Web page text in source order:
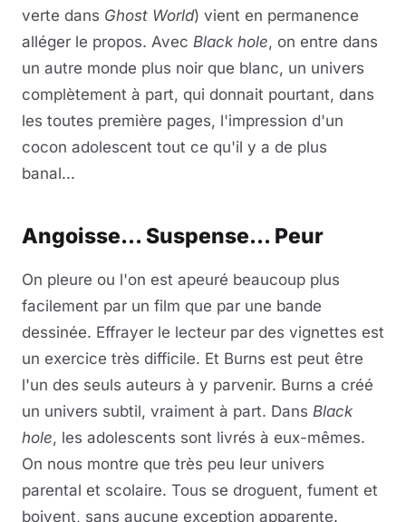
verte dans Ghost World) vient en permanence
alléger le propos. Avec Black hole, on entre dans
un autre monde plus noir que blanc, un univers
complètement à part, qui donnait pourtant, dans
les toutes première pages, l'impression d'un
cocon adolescent tout ce qu'il y a de plus
banal...
Angoisse... Suspense... Peur
On pleure ou l'on est apeuré beaucoup plus
facilement par un film que par une bande
dessinée. Effrayer le lecteur par des vignettes est
un exercice très difficile. Et Burns est peut être
l'un des seuls auteurs à y parvenir. Burns a créé
un univers subtil, vraiment à part. Dans Black
hole, les adolescents sont livrés à eux-mêmes.
On nous montre que très peu leur univers
parental et scolaire. Tous se droguent, fument et
boivent, sans aucune exception apparente.